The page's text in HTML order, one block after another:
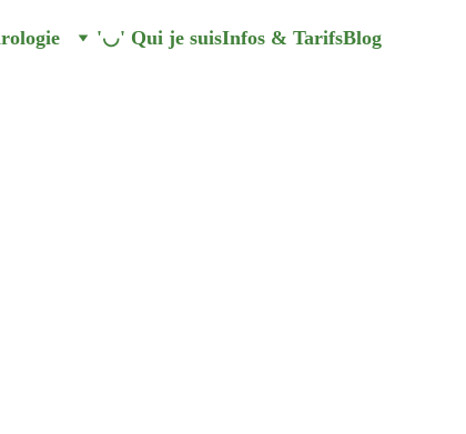
'◡' Qui je suisInfos & TarifsBlog